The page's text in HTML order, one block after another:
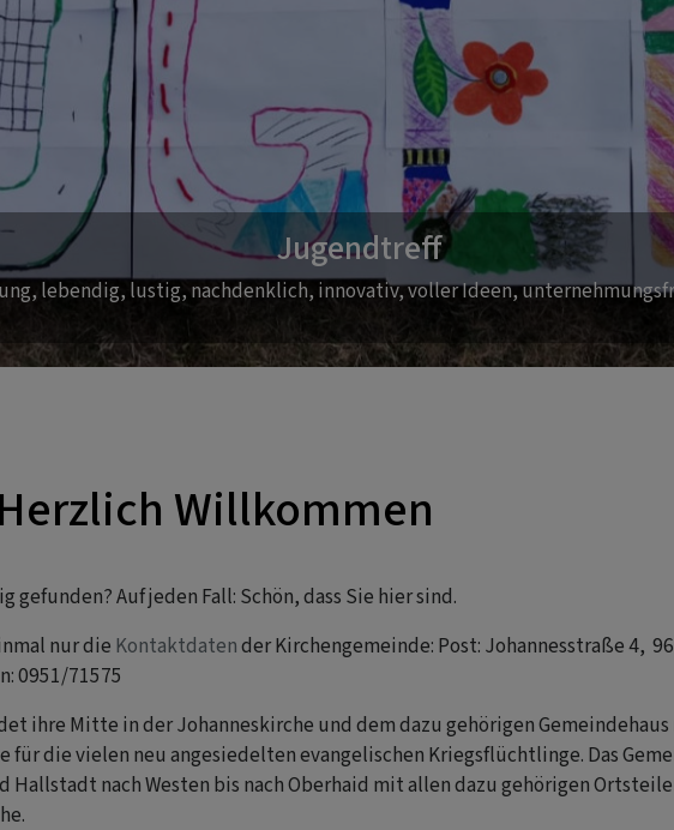
Sonntagsgottesdienst
Der Sonntagsgottesdienst beginnt zur Zeit um 10.00 Uhr.
Willkommen
gefunden? Auf jeden Fall: Schön, dass Sie hier sind.
nur die Kontaktdatender Kirchengemeinde: Post: Johannesstraße 4,
0951/71575
ihre Mitte in der Johanneskirche und dem dazu gehörigen
für die vielen neu angesiedelten evangelischen Kriegsflüchtlinge. Das
nach Westen bis nach Oberhaid mit allen dazu gehörigen